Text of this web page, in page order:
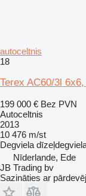
autoceltnis
18
Terex AC60/3l
199 000 € Bez PVN
Autoceltnis
2013
10 476 m/st
Degviela
Nīderlande, Ede
JB Trading bv
Sazināties ar